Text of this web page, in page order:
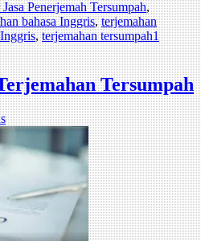
Penerjemah Tersumpah,
bahasa Inggris,terjemahan
,terjemahan tersumpah1
Tersumpah